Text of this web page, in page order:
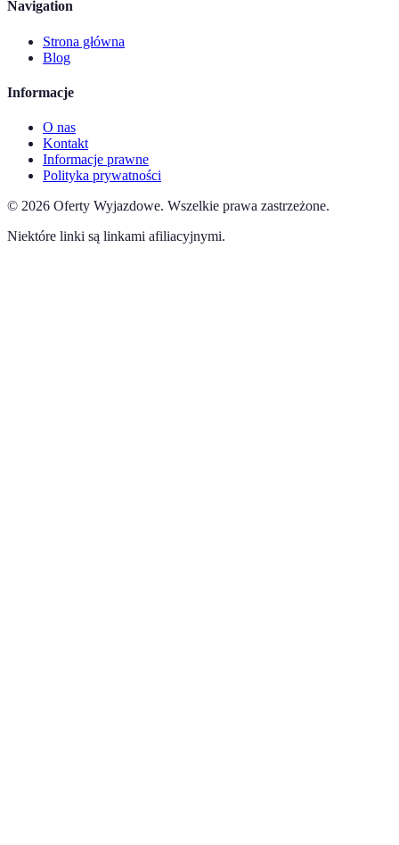
Navigation
Strona główna
Blog
Informacje
O nas
Kontakt
Informacje prawne
Polityka prywatności
© 2026 Oferty Wyjazdowe. Wszelkie prawa zastrzeżone.
Niektóre linki są linkami afiliacyjnymi.